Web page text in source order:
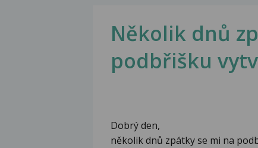
Několik dnů
podbřišku
Dobrý den,
několik dnů zpátky se mi na